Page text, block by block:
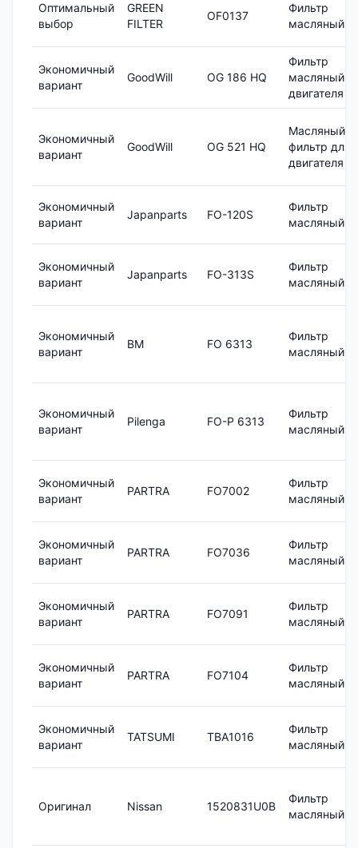
Оптимальный
выбор
GREEN
FILTER
OF0137
Фильтр
масляный
Экономичный
вариант
GoodWill OG 186 HQ
Фильтр
масляный
двигателя
Экономичный
вариант
GoodWill OG 521 HQ
Масляный
фильтр для
двигателя
Экономичный
вариант
Japanparts FO-120S
Фильтр
масляный
Экономичный
вариант
Japanparts FO-313S
Фильтр
масляный
Экономичный
вариант
BM FO 6313
Фильтр
масляный
Экономичный
вариант
Pilenga FO-P 6313
Фильтр
масляный
Экономичный
вариант
PARTRA FO7002
Фильтр
масляный
Экономичный
вариант
PARTRA FO7036
Фильтр
масляный
Экономичный
вариант
PARTRA FO7091
Фильтр
масляный
Экономичный
вариант
PARTRA FO7104
Фильтр
масляный
Экономичный
вариант
TATSUMI TBA1016
Фильтр
масляный
Оригинал Nissan 1520831U0B
Фильтр
масляный